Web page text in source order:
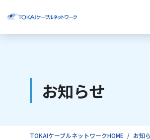
ご利用中のお客様
お知らせ
TOKAIケーブルネットワークHOME お知